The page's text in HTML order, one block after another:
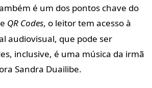
é um dos pontos chave do
QR Codes, o leitor tem acesso à
audiovisual, que pode ser
inclusive, é uma música da irmã
Sandra Duailibe.